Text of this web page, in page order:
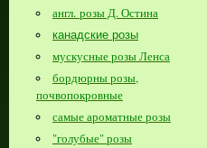
англ. розы Д. Остина
канадские розы
мускусные розы Ленса
бордюрны розы,
почвопокровные
самые ароматные розы
"голубые" розы